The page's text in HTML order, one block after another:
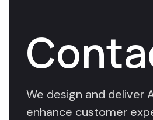
We design and deliver
enhance customer